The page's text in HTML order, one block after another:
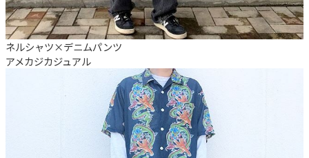
ネルシャツ×デニムパンツ
アメカジカジュアル